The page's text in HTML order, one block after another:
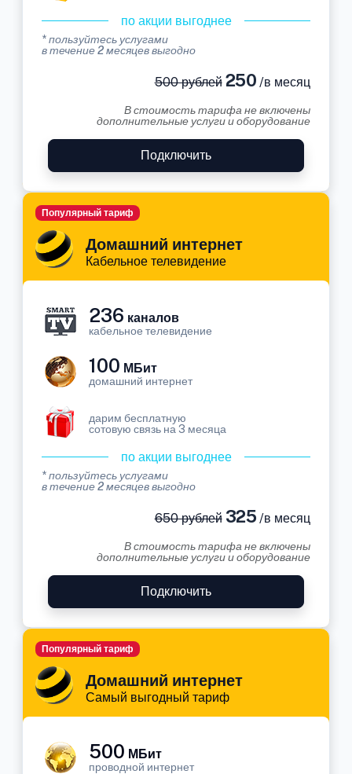
по акции выгоднее
* пользуйтесь услугами
в течение 2 месяцев выгодно
500 рублей250 /в месяц
В стоимость тарифа не включены
дополнительные услуги и оборудование
Подключить
Домашний интернет
Кабельное телевидение
Популярный тариф
236 каналов
кабельное телевидение
100 МБит
домашний интернет
дарим бесплатную
сотовую связь на 3 месяца
по акции выгоднее
* пользуйтесь услугами
в течение 2 месяцев выгодно
650 рублей325 /в месяц
В стоимость тарифа не включены
дополнительные услуги и оборудование
Подключить
Домашний интернет
Самый выгодный тариф
Популярный тариф
500 МБит
проводной интернет